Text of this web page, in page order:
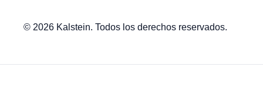
© 2026 Kalstein. Todos los derechos reservados.